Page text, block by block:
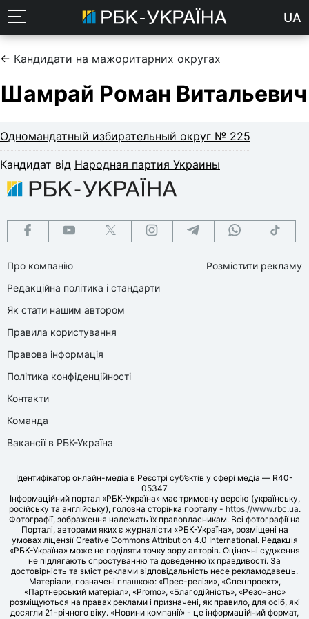
UA
← Кандидати на мажоритарних округах
Шамрай Роман Витальевич
Одномандатный избирательный округ № 225
Кандидат від Народная партия Украины
Про компанію
Редакційна політика і стандарти
Як стати нашим автором
Правила користування
Правова інформація
Політика конфіденційності
Контакти
Команда
Вакансії в РБК-Україна
Розмістити рекламу
Ідентифікатор онлайн-медіа в Реєстрі суб’єктів у сфері медіа — R40-
05347
Інформаційний портал «РБК-Україна» має тримовну версію (українську,
російську та англійську), головна сторінка порталу - https://www.rbc.ua.
Фотографії, зображення належать їх правовласникам. Всі фотографії на
Порталі, авторами яких є журналісти «РБК-Україна», розміщені на
умовах ліцензії Creative Commons Attribution 4.0 International. Редакція
«РБК-Україна» може не поділяти точку зору авторів. Оціночні судження
не підлягають спростуванню та доведенню їх правдивості. За
достовірність та зміст реклами відповідальність несе рекламодавець.
Матеріали, позначені плашкою: «Прес-релізи», «Спецпроект»,
«Партнерський матеріал», «Promo», «Благодійність», «Резонанс»
розміщуються на правах реклами і призначені, як правило, для осіб, які
досягли 21-річного віку. «Новини компанії» - це інформаційний формат,